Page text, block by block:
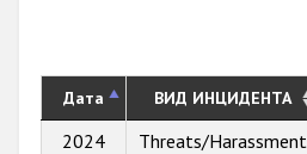
Дата ВИД ИНЦИДЕНТА
2024 Threats/Harassment